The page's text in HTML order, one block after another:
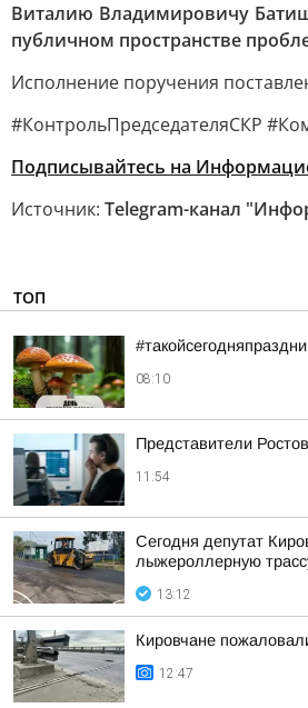
Виталию Владимировичу
публичном пространстве
Исполнение поручения
#КонтрольПредседателяСКР
Подписывайтесь на
Источник: Telegram-канал
ТОП
08:10
Представители
11:54
Сегодня депутат
лыжероллерную
13:12
Кировчане
12:47